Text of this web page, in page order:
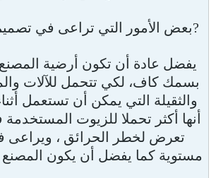
?بعض الأمور التي تراعى في
يفضل عادة أن تكون أرضية
بسمك كاف، لكي تتحمل للآلات
والثقيلة التي يمكن أن تستعمل
أنها أكثر تحملا للزيوت
تعرض لخطر الحرائق ، ويراعى
مستوية كما يفضل أن يكون